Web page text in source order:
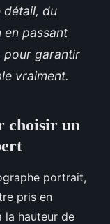
détail, du
passant
pour garantir
vraiment.
choisir un
portrait,
pris en
la hauteur de